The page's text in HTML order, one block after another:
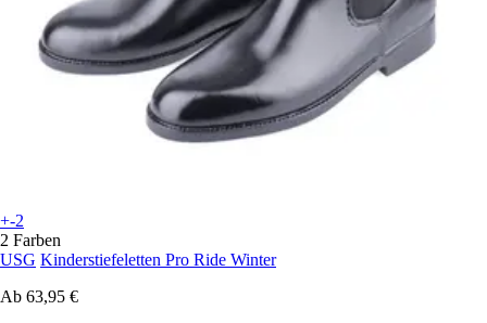
+-2
2 Farben
USG Kinderstiefeletten Pro Ride Winter
Ab 63,95 €